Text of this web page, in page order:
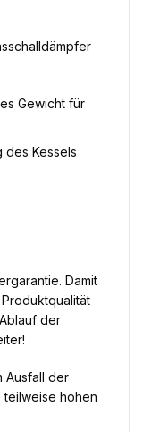
Gewicht für
des Kessels
Damit
der
Ausfall der
teilweise hohen